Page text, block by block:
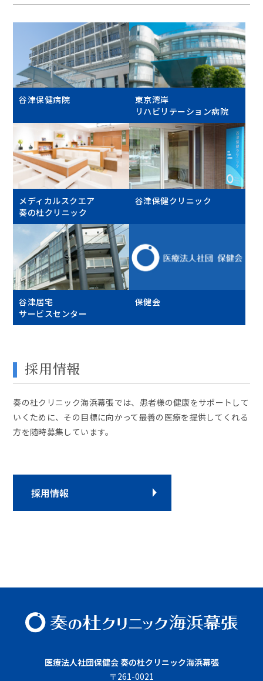
谷津保健病院
東京湾岸
リハビリテーション病院
メディカルスクエア
奏の杜クリニック
谷津保健クリニック
谷津居宅
サービスセンター
保健会
採用情報
奏の杜クリニック海浜幕張では、患者様の健康をサポートして
いくために、その目標に向かって最善の医療を提供してくれる
方を随時募集しています。
採用情報
医療法⼈社団保健会 奏の杜クリニック海浜幕張
〒261-0021